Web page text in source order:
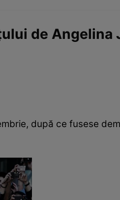
de Angelina
după ce fusese